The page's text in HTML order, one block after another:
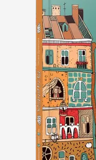
Instagram